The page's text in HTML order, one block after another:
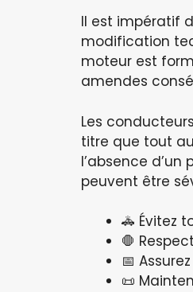
Il est impératif
modification
moteur est
amendes
Les
titre que tout
l’absence
peuvent être
🚓 Évitez
🛑
📅
📜